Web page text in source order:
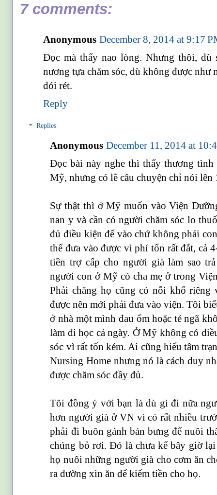
7 comments:
Anonymous December 8, 2014 at 9:17
Đọc mà thấy nao lòng. Nhưng thôi, dù
nương tựa chăm sóc, dù không được
đói rét.
Reply
Replies
Anonymous December 11, 2014 at
Đọc bài này nghe thì thấy thương tình
Mỹ, nhưng có lẽ câu chuyện chỉ nói lên
Sự thật thì ở Mỹ muốn vào Viện
nan y và cần có người chăm sóc lo
đủ điều kiện để vào chứ không phải
thể đưa vào được vì phí tổn rất đắt, cả
tiền trợ cấp cho người già làm sao
người con ở Mỹ có cha mẹ ở trong
Phải chăng họ cũng có nỗi khổ riêng
được nên mới phải đưa vào viện. Tôi
ở nhà một mình đau ốm hoặc té ngã
làm đi học cả ngày. Ở Mỹ không có
sóc vì rất tốn kém. Ai cũng hiểu tâm
Nursing Home nhưng nó là cách duy
được chăm sóc đầy đủ.
Tôi đồng ý với bạn là dù gì đi nữa
hơn người già ở VN vì có rất nhiều
phải đi buôn gánh bán bưng để nuôi
chúng bỏ rơi. Đó là chưa kể bây giờ
họ nuôi những người già cho cơm ăn
ra đường xin ăn để kiếm tiền cho họ.